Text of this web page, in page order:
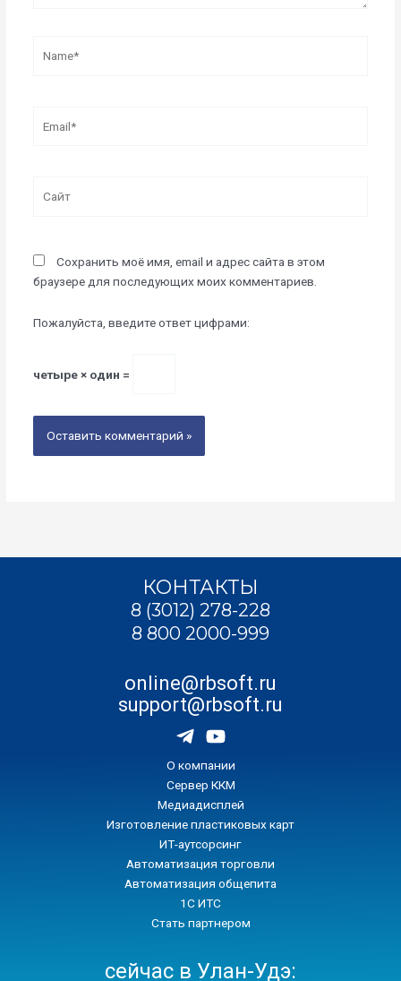
Сохранить моё имя, email и адрес сайта в этом
браузере для последующих моих комментариев.
Пожалуйста, введите ответ цифрами:
четыре × один =
КОНТАКТЫ
8 (3012) 278-228
8 800 2000-999
online@rbsoft.ru
support@rbsoft.ru
О компании
Сервер ККМ
Медиадисплей
Изготовление пластиковых карт
ИТ-аутсорсинг
Автоматизация торговли
Автоматизация общепита
1С ИТС
Стать партнером
сейчас в Улан-Удэ: